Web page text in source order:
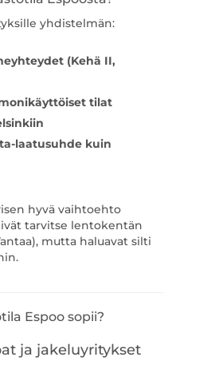
yhdistelmän:
(Kehä II,
tilat
laatusuhde kuin
hyvä vaihtoehto
tarvitse lentokentän
mutta haluavat silti
Espoo sopii?
ja jakeluyritykset